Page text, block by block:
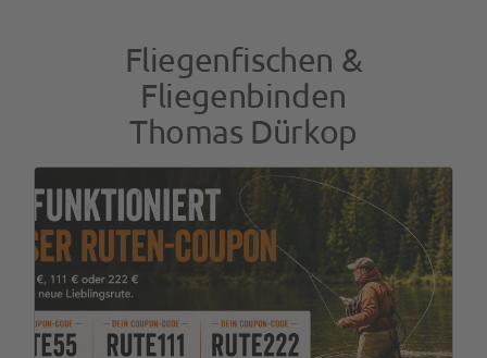
Fliegenfischen &
Fliegenbinden
Thomas Dürkop